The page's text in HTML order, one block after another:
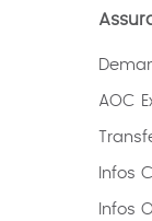
AOC
Infos
Infos